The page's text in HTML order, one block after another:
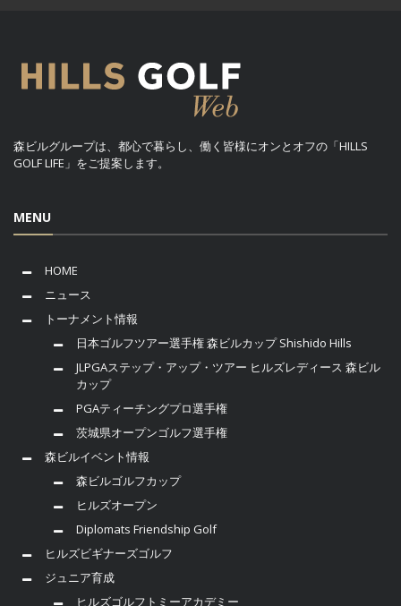
森ビルグループは、都心で暮らし、働く皆様にオンとオフの「HILLS
GOLF LIFE」をご提案します。
MENU
HOME
ニュース
トーナメント情報
日本ゴルフツアー選手権 森ビルカップ Shishido Hills
JLPGAステップ・アップ・ツアー ヒルズレディース 森ビル
カップ
PGAティーチングプロ選手権
茨城県オープンゴルフ選手権
森ビルイベント情報
森ビルゴルフカップ
ヒルズオープン
Diplomats Friendship Golf
ヒルズビギナーズゴルフ
ジュニア育成
ヒルズゴルフトミーアカデミー